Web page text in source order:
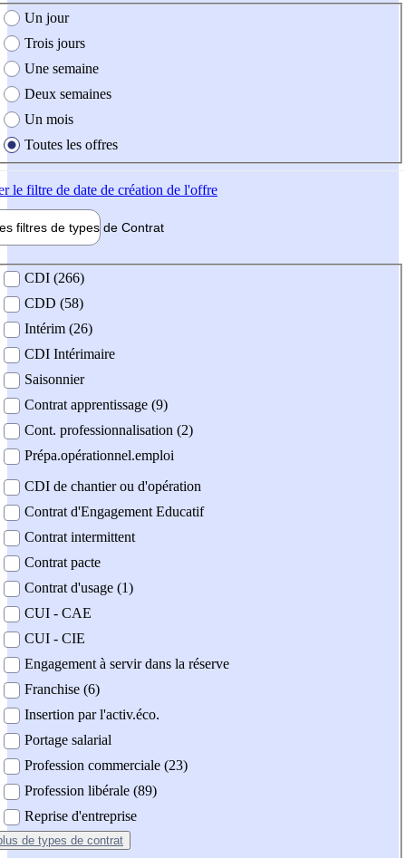
création de l'offre
Un jour
Trois jours
Une semaine
Deux semaines
Un mois
Toutes les offres
le filtre de date de création de l'offre
filtres de types de Contrat
contrat
CDI (266)
CDD (58)
Intérim (26)
CDI Intérimaire
Saisonnier
Contrat apprentissage (9)
Cont. professionnalisation (2)
Prépa.opérationnel.emploi
CDI de chantier ou d'opération
Contrat d'Engagement Educatif
Contrat intermittent
Contrat pacte
Contrat d'usage (1)
CUI - CAE
CUI - CIE
Engagement à servir dans la réserve
Franchise (6)
Insertion par l'activ.éco.
Portage salarial
Profession commerciale (23)
Profession libérale (89)
Reprise d'entreprise
de types de contrat